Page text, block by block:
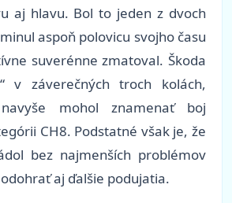
aj hlavu. Bol to jeden z dvoch
aspoň polovicu svojho času
suverénne zmatoval. Škoda
v záverečných troch kolách,
mohol znamenať boj
CH8. Podstatné však je, že
bez najmenších problémov
aj ďalšie podujatia.